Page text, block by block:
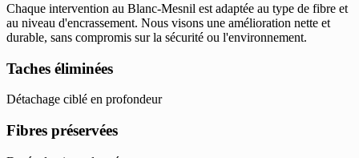
Chaque intervention au Blanc-Mesnil est adaptée au type de fibre et
au niveau d'encrassement. Nous visons une amélioration nette et
durable, sans compromis sur la sécurité ou l'environnement.
Taches éliminées
Détachage ciblé en profondeur
Fibres préservées